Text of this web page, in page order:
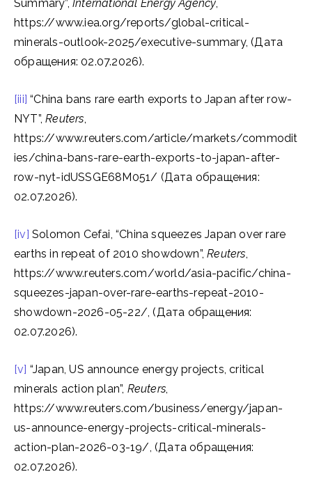
Summary”, International Energy Agency,
https://www.iea.org/reports/global-critical-
minerals-outlook-2025/executive-summary, (Дата
обращения: 02.07.2026).
[iii] “China bans rare earth exports to Japan after row-
NYT”,Reuters,
https://www.reuters.com/article/markets/commodit
ies/china-bans-rare-earth-exports-to-japan-after-
row-nyt-idUSSGE68M051/ (Дата обращения:
02.07.2026).
[iv] Solomon Cefai, “China squeezes Japan over rare
earths in repeat of 2010 showdown”,Reuters,
https://www.reuters.com/world/asia-pacific/china-
squeezes-japan-over-rare-earths-repeat-2010-
showdown-2026-05-22/, (Дата обращения:
02.07.2026).
[v] “Japan, US announce energy projects, critical
minerals action plan”, Reuters,
https://www.reuters.com/business/energy/japan-
us-announce-energy-projects-critical-minerals-
action-plan-2026-03-19/, (Дата обращения:
02.07.2026).